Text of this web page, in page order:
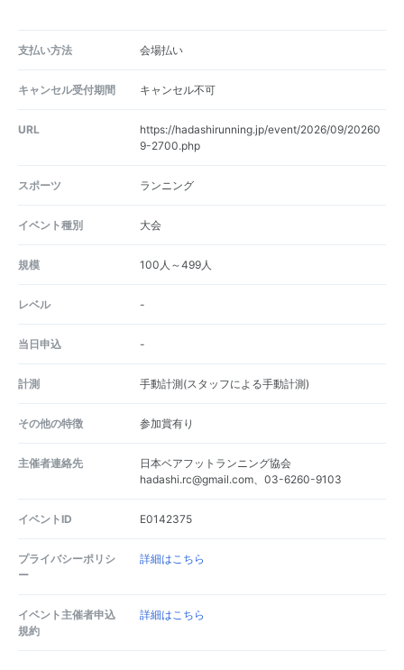
支払い方法 会場払い
キャンセル受付期間 キャンセル不可
URL
https://hadashirunning.jp/event/2026/09/20260
9-2700.php
スポーツ ランニング
イベント種別 大会
規模 100人～499人
レベル -
当日申込 -
計測 手動計測(スタッフによる手動計測)
その他の特徴 参加賞有り
主催者連絡先
日本ベアフットランニング協会
hadashi.rc@gmail.com、03-6260-9103
イベントID E0142375
プライバシーポリシ
ー
詳細はこちら
イベント主催者申込
規約
詳細はこちら